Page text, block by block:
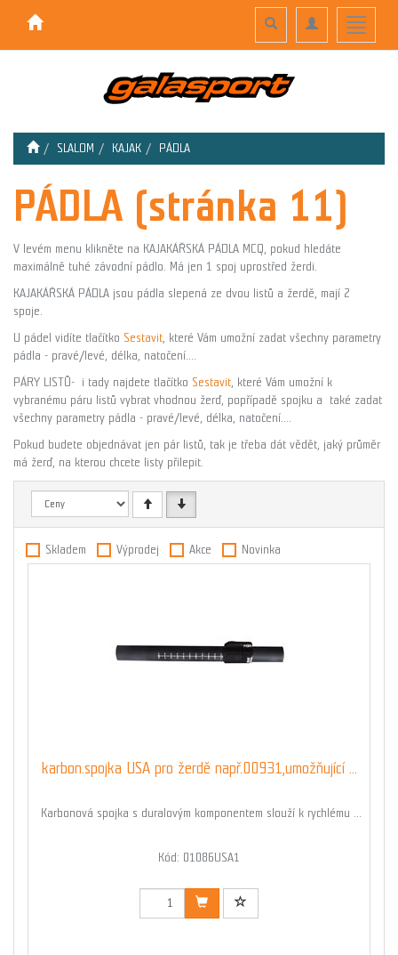
Toggle
Toggle
navigation
Toggle
search
SLALOM KAJAK PÁDLA
PÁDLA (stránka 11)
V levém menu klikněte na KAJAKÁŘSKÁ PÁDLA MCQ, pokud hledáte
maximálně tuhé závodní pádlo. Má jen 1 spoj uprostřed žerdi.
KAJAKÁŘSKÁ PÁDLA jsou pádla slepená ze dvou listů a žerdě, mají 2
spoje.
U pádel vidíte tlačítko Sestavit, které Vám umožní zadat všechny parametry
pádla - pravé/levé, délka, natočení....
PÁRY LISTŮ- i tady najdete tlačítko Sestavit, které Vám umožní k
vybranému páru listů vybrat vhodnou žerď, popřípadě spojku a také zadat
všechny parametry pádla - pravé/levé, délka, natočení....
Pokud budete objednávat jen pár listů, tak je třeba dát vědět, jaký průměr
má žerď, na kterou chcete listy přilepit.
Skladem Výprodej Akce Novinka
karbon.spojka USA pro žerdě např.00931,umožňující ...
Karbonová spojka s duralovým komponentem slouží k rychlému ...
Kód: 01086USA1